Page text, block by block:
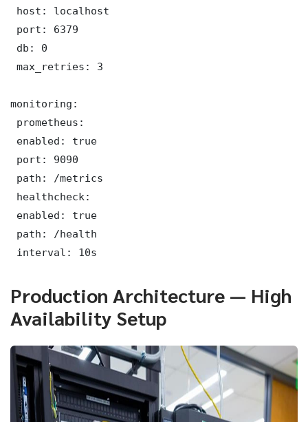
host: localhost
port: 6379
db: 0
max_retries: 3
monitoring:
prometheus:
enabled: true
port: 9090
path: /metrics
healthcheck:
enabled: true
path: /health
interval: 10s
Production Architecture — High
Availability Setup